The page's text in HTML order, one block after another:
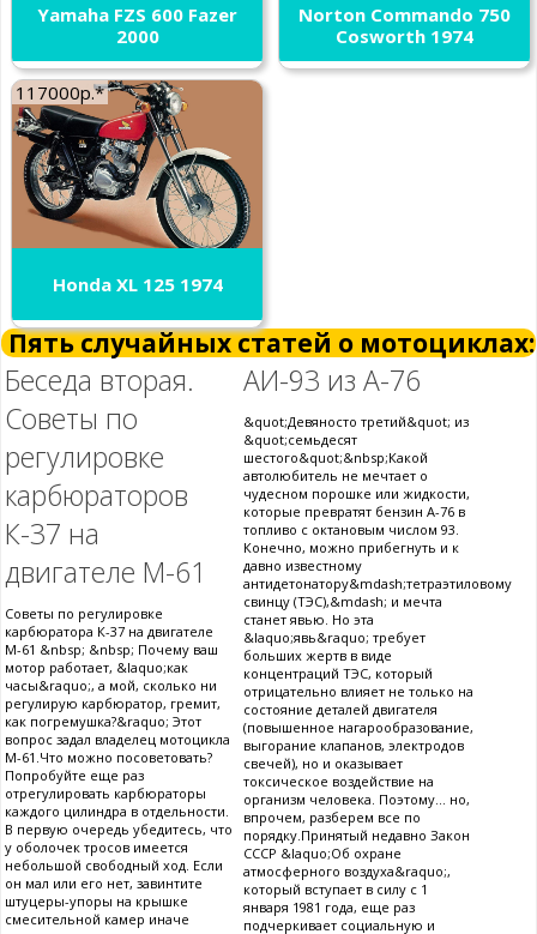
Yamaha FZS 600 Fazer
2000
Norton Commando 750
Cosworth 1974
117000р.*
Honda XL 125 1974
Пять случайных статей о мотоциклах:
Беседа вторая.
Советы по
регулировке
карбюраторов
К-37 на
двигателе М-61
Советы по регулировке
карбюратора К-37 на двигателе
М-61 &nbsp; &nbsp; Почему ваш
мотор работает, &laquo;как
часы&raquo;, а мой, сколько ни
регулирую карбюратор, гремит,
как погремушка?&raquo; Этот
вопрос задал владелец мотоцикла
М-61.Что можно посоветовать?
Попробуйте еще раз
отрегулировать карбюраторы
каждого цилиндра в отдельности.
В первую очередь убедитесь, что
у оболочек тросов имеется
небольшой свободный ход. Если
он мал или его нет, завинтите
штуцеры-упоры на крышке
смесительной камер иначе
АИ-93 из А-76
&quot;Девяносто третий&quot; из
&quot;семьдесят
шестого&quot;&nbsp;Какой
автолюбитель не мечтает о
чудесном порошке или жидкости,
которые превратят бензин А-76 в
топливо с октановым числом 93.
Конечно, можно прибегнуть и к
давно известному
антидетонатору&mdash;тетраэтиловому
свинцу (ТЭС),&mdash; и мечта
станет явью. Но эта
&laquo;явь&raquo; требует
больших жертв в виде
концентраций ТЭС, который
отрицательно влияет не только на
состояние деталей двигателя
(повышенное нагарообразование,
выгорание клапанов, электродов
свечей), но и оказывает
токсическое воздействие на
организм человека. Поэтому... но,
впрочем, разберем все по
порядку.Принятый недавно Закон
СССР &laquo;Об охране
атмосферного воздуха&raquo;,
который вступает в силу с 1
января 1981 года, еще раз
подчеркивает социальную и